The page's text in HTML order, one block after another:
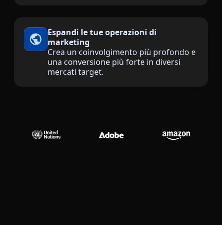
ManifatturieroEspandi le tue operazioni di
marketing
Crea un coinvolgimento più profondo e
una conversione più forte in diversi
mercati target.